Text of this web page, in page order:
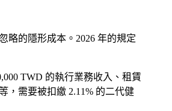
略的隱形成本。2026 年的規定
TWD 的執行業務收入、租賃
，需要被扣繳 2.11% 的二代健